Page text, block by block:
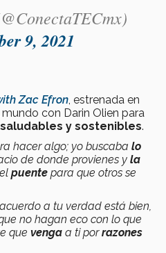
9, 2021
Zac Efron , estrenada en
con Darin Olien para
y sostenibles.
hacer algo; yo buscaba lo
de donde provienes y la
puente para que otros se
a tu verdad está bien,
no hagan eco con lo que
que venga a ti porrazones